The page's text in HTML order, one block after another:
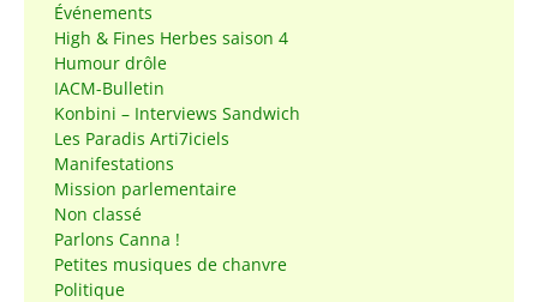
Événements
High & Fines Herbes saison 4
Humour drôle
IACM-Bulletin
Konbini – Interviews Sandwich
Les Paradis Arti7iciels
Manifestations
Mission parlementaire
Non classé
Parlons Canna !
Petites musiques de chanvre
Politique